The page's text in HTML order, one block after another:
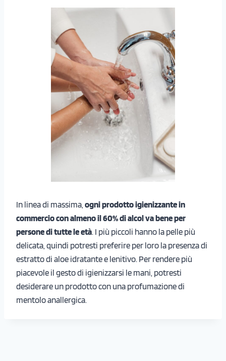
In linea di massima, ogni prodotto igienizzante in
commercio con almeno il 60% di alcol va bene per
persone di tutte le età. I più piccoli hanno la pelle più
delicata, quindi potresti preferire per loro la presenza di
estratto di aloe idratante e lenitivo. Per rendere più
piacevole il gesto di igienizzarsi le mani, potresti
desiderare un prodotto con una profumazione di
mentolo anallergica.